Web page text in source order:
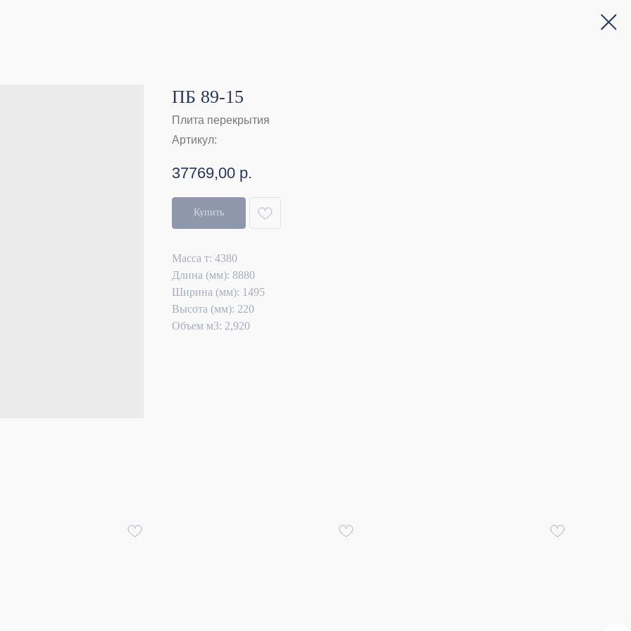
ПБ 89-15
Плита перекрытия
Артикул:
37769,00 р.
Купить
Масса т: 4380
Длина (мм): 8880
Ширина (мм): 1495
Высота (мм): 220
Объем м3: 2,920